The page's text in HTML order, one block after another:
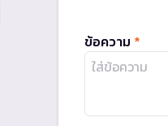
ข้อความ *